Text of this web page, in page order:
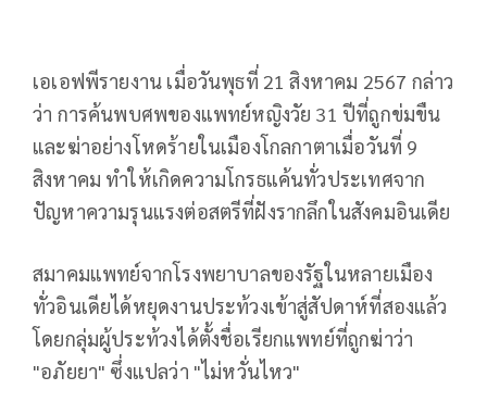
เอเอฟพีรายงาน เมื่อวันพุธที่ 21 สิงหาคม 2567 กล่าว
ว่า การค้นพบศพของแพทย์หญิงวัย 31 ปีที่ถูกข่มขืน
และฆ่าอย่างโหดร้ายในเมืองโกลกาตาเมื่อวันที่ 9
สิงหาคม ทำให้เกิดความโกรธแค้นทั่วประเทศจาก
ปัญหาความรุนแรงต่อสตรีที่ฝังรากลึกในสังคมอินเดีย
สมาคมแพทย์จากโรงพยาบาลของรัฐในหลายเมือง
ทั่วอินเดียได้หยุดงานประท้วงเข้าสู่สัปดาห์ที่สองแล้ว
โดยกลุ่มผู้ประท้วงได้ตั้งชื่อเรียกแพทย์ที่ถูกฆ่าว่า
"อภัยยา" ซึ่งแปลว่า "ไม่หวั่นไหว"